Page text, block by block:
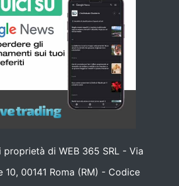
di WEB 365 SRL - Via
10, 00141 Roma (RM) - Codice